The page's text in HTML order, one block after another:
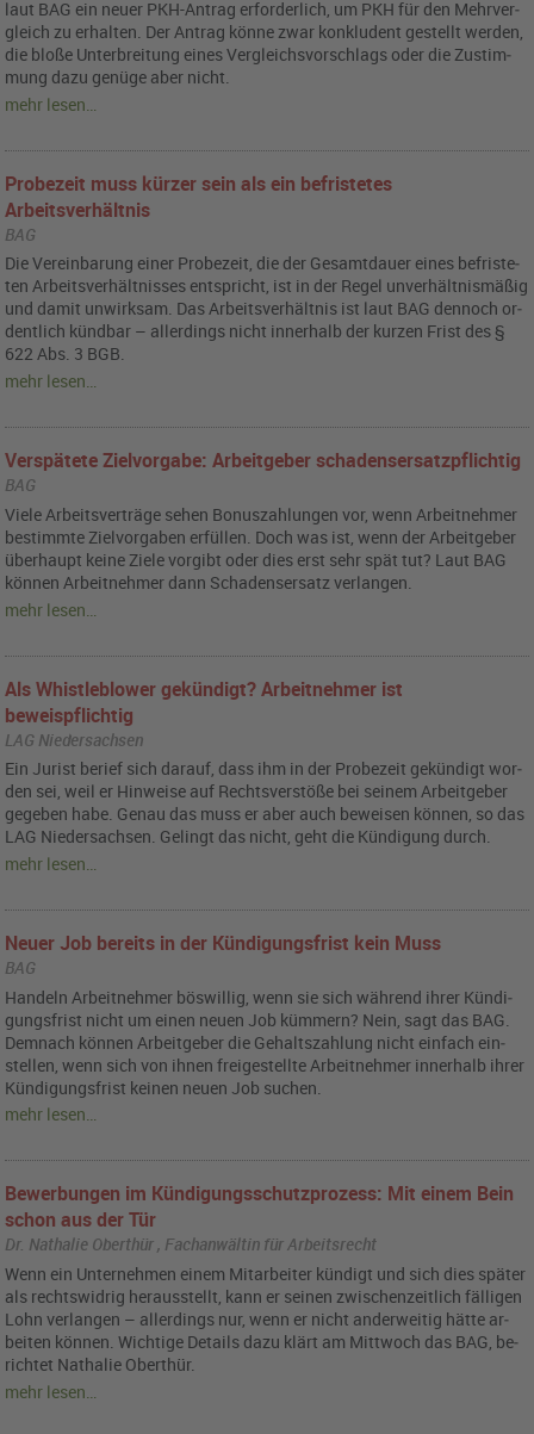
laut BAG ein neuer PKH-An­trag er­for­der­lich, um PKH für den Mehr­ver­
gleich zu er­hal­ten. Der An­trag könne zwar kon­klu­dent ge­stellt wer­den,
die bloße Un­ter­brei­tung eines Ver­gleichs­vor­schlags oder die Zu­stim­
mung dazu ge­nü­ge aber nicht.
mehr lesen…
Probezeit muss kürzer sein als ein befristetes
Arbeitsverhältnis
BAG
Die Ver­ein­ba­rung einer Pro­be­zeit, die der Ge­samt­dau­er eines be­fris­te­
ten Ar­beits­ver­hält­nis­ses ent­spricht, ist in der Regel un­ver­hält­nis­mä­ßig
und damit un­wirk­sam. Das Ar­beits­ver­hält­nis ist laut BAG den­noch or­
dent­lich künd­bar – al­ler­dings nicht in­ner­halb der kur­zen Frist des §
622 Abs. 3 BGB.
mehr lesen…
Verspätete Zielvorgabe: Arbeitgeber schadensersatzpflichtig
BAG
Viele Ar­beits­ver­trä­ge sehen Bo­nus­zah­lun­gen vor, wenn Ar­beit­neh­mer
be­stimm­te Ziel­vor­ga­ben er­fül­len. Doch was ist, wenn der Ar­beit­ge­ber
über­haupt keine Ziele vor­gibt oder dies erst sehr spät tut? Laut BAG
kön­nen Ar­beit­neh­mer dann Scha­dens­er­satz ver­lan­gen.
mehr lesen…
Als Whistleblower gekündigt? Arbeitnehmer ist
beweispflichtig
LAG Niedersachsen
Ein Ju­rist be­rief sich dar­auf, dass ihm in der Pro­be­zeit ge­kün­digt wor­
den sei, weil er Hin­wei­se auf Rechts­ver­stö­ße bei sei­nem Ar­beit­ge­ber
ge­ge­ben habe. Genau das muss er aber auch be­wei­sen kön­nen, so das
LAG Nie­der­sach­sen. Ge­lingt das nicht, geht die Kün­di­gung durch.
mehr lesen…
Neuer Job bereits in der Kündigungsfrist kein Muss
BAG
Han­deln Ar­beit­neh­mer bös­wil­lig, wenn sie sich wäh­rend ihrer Kün­di­
gungs­frist nicht um einen neuen Job küm­mern? Nein, sagt das BAG.
Dem­nach kön­nen Ar­beit­ge­ber die Ge­halts­zah­lung nicht ein­fach ein­
stel­len, wenn sich von ihnen frei­ge­stell­te Ar­beit­neh­mer in­ner­halb ihrer
Kün­di­gungs­frist kei­nen neuen Job su­chen.
mehr lesen…
Bewerbungen im Kündigungsschutzprozess: Mit einem Bein
schon aus der Tür
Dr. Nathalie Oberthür , Fachanwältin für Arbeitsrecht
Wenn ein Un­ter­neh­men einem Mit­ar­bei­ter kün­digt und sich dies spä­ter
als rechts­wid­rig her­aus­stellt, kann er sei­nen zwi­schen­zeit­lich fäl­li­gen
Lohn ver­lan­gen – al­ler­dings nur, wenn er nicht an­der­wei­tig hätte ar­
bei­ten kön­nen. Wich­ti­ge De­tails dazu klärt am Mitt­woch das BAG, be­
rich­tet Na­tha­lie Obert­hür.
mehr lesen…